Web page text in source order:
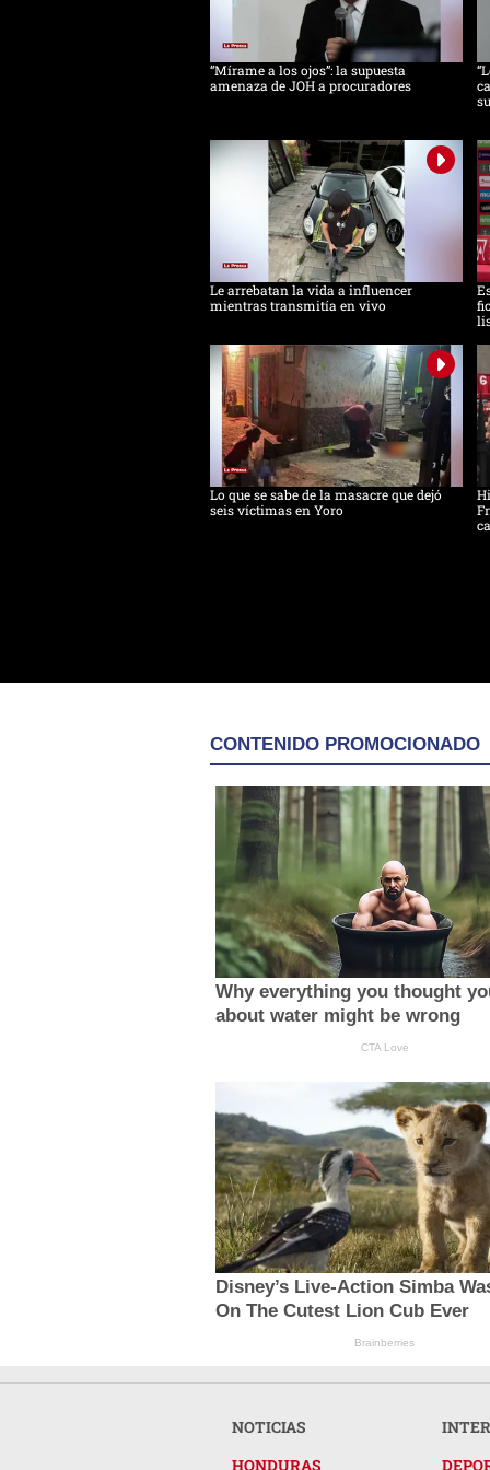
“Mírame a los ojos”: la supuesta
amenaza de JOH a procuradores
Le arrebatan la vida a influencer
mientras transmitía en vivo
Lo que se sabe de la masacre que dejó
seis víctimas en Yoro
CONTENIDO PROMOCIONADO
Why everything you thought
about water might be wrong
CTA Love
Disney’s Live-Action Simba
On The Cutest Lion Cub Ever
Brainberries
NOTICIAS
HONDURAS